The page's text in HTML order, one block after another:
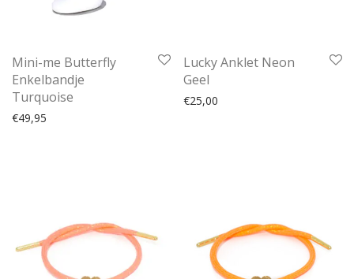
Mini-me Butterfly
Enkelbandje
Turquoise
€49,95
Lucky Anklet Neon
Geel
€25,00